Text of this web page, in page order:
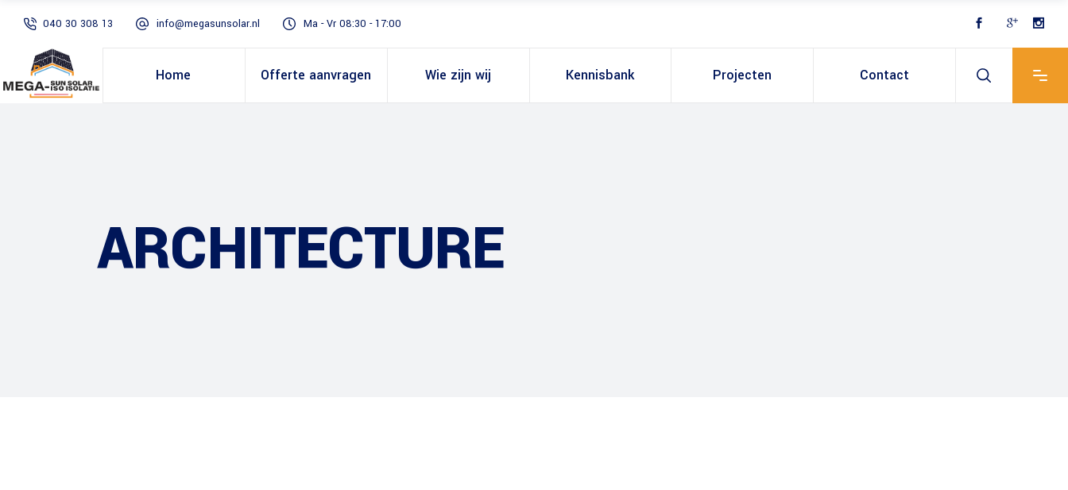
040 30 308 13 info@megasunsolar.nl Ma - Vr 08:30 - 17:00
Home Offerte aanvragen Wie zijn wij Kennisbank Projecten Contact
ARCHITECTURE